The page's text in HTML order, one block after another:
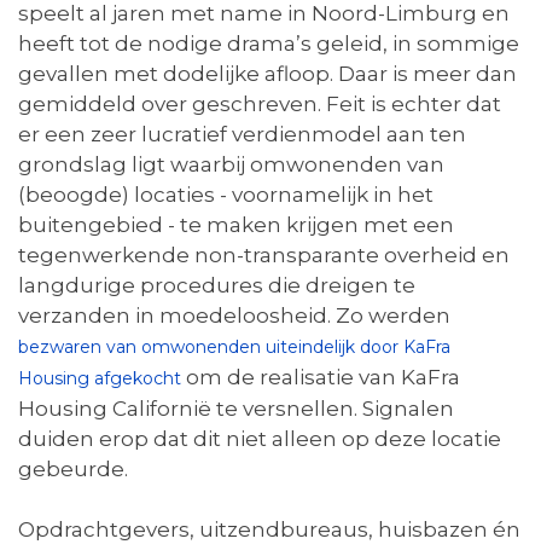
speelt al jaren met name in Noord-Limburg en
heeft tot de nodige drama’s geleid, in sommige
gevallen met dodelijke afloop. Daar is meer dan
gemiddeld over geschreven. Feit is echter dat
er een zeer lucratief verdienmodel aan ten
grondslag ligt waarbij omwonenden van
(beoogde) locaties - voornamelijk in het
buitengebied - te maken krijgen met een
tegenwerkende non-transparante overheid en
langdurige procedures die dreigen te
verzanden in moedeloosheid. Zo werden
bezwaren van omwonenden uiteindelijk door KaFra
Housing afgekocht om de realisatie van KaFra
Housing Californië te versnellen. Signalen
duiden erop dat dit niet alleen op deze locatie
gebeurde.
Opdrachtgevers, uitzendbureaus, huisbazen én